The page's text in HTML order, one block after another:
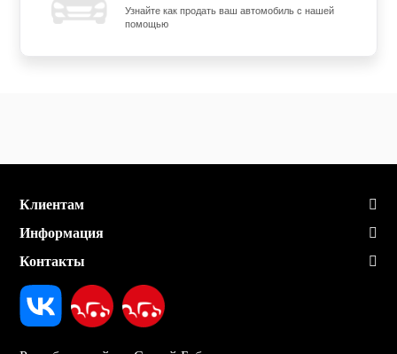
Узнайте как продать ваш автомобиль с нашей
помощью
Клиентам
Информация
Контакты